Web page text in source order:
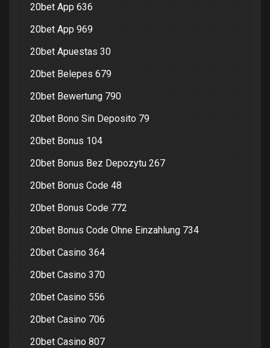
20bet App 636
20bet App 969
20bet Apuestas 30
20bet Belepes 679
20bet Bewertung 790
20bet Bono Sin Deposito 79
20bet Bonus 104
20bet Bonus Bez Depozytu 267
20bet Bonus Code 48
20bet Bonus Code 772
20bet Bonus Code Ohne Einzahlung 734
20bet Casino 364
20bet Casino 370
20bet Casino 556
20bet Casino 706
20bet Casino 807